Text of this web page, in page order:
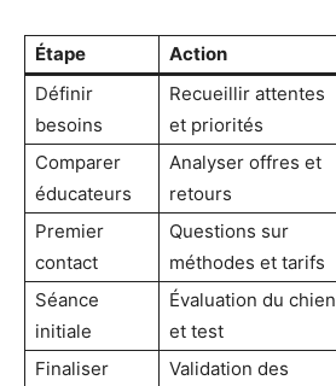
Étape Action
Définir
besoins
Recueillir attentes
et priorités
Comparer
éducateurs
Analyser offres et
retours
Premier
contact
Questions sur
méthodes et tarifs
Séance
initiale
Évaluation du chien
et test
Finaliser
Validation des